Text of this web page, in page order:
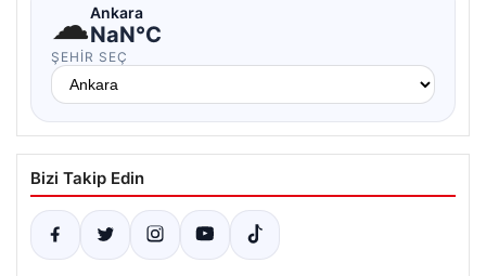
☁Ankara
NaN°C
ŞEHIR SEÇ
Bizi Takip Edin